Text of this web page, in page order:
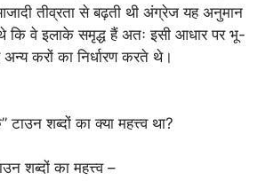
तीव्रता से बढ़ती थी अंग्रेज यह अनुमान
कि वे इलाके समृद्ध हैं अतः इसी आधार पर भू-
अन्य करों का निर्धारण करते थे।
टाउन शब्दों का क्या महत्त्व था?
शब्दों का महत्त्व –